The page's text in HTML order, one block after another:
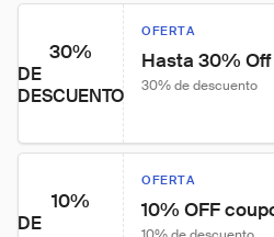
30%
DE
DESCUENTO
OFERTA
Hasta 30% Off
30% de descuento
10%
DE
OFERTA
10% OFF